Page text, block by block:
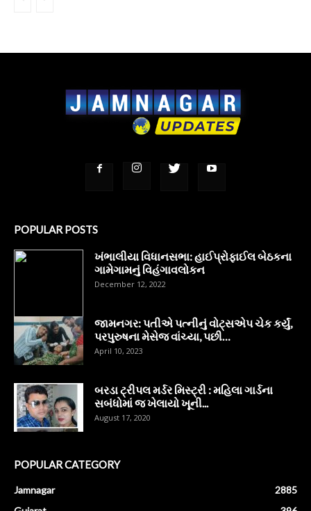
POPULAR POSTS
ખંભાલીયા વિધાનસભા: હાઈપ્રોફાઈલ બેઠકના
ગામેગામનું વિહંગાવલોકન
December 12, 2022
જામનગર: પતીએ પત્નીનું વોટ્સએપ ચેક કર્યું,
પરપુરુષના મેસેજ વાંચ્યા, પછી…
April 10, 2023
બરડા ટ્રીપલ મર્ડર મિસ્ટ્રી : મહિલા ગાર્ડના
સબંધોમાં જ ખેલાયો ખૂની...
August 17, 2020
POPULAR CATEGORY
Jamnagar
2885